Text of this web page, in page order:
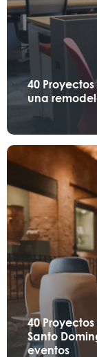
40
una
40
Santo
eventos